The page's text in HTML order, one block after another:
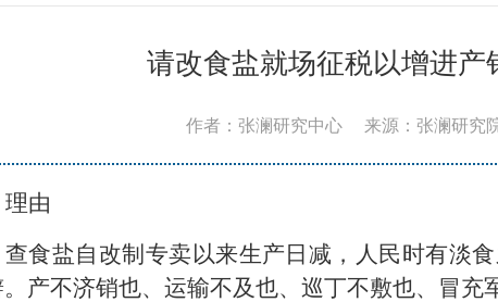
请改食盐就场征税以增进产
作者：张澜研究中心 来源：张澜研究
理由
查食盐自改制专卖以来生产日减，人民时有淡
产不济销也、运输不及也、巡丁不敷也、冒